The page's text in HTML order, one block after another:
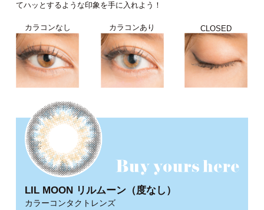
てハッとするような印象を手に入れよう！
カラコンなし カラコンあり CLOSED
LIL MOON リルムーン（度なし）
カラーコンタクトレンズ